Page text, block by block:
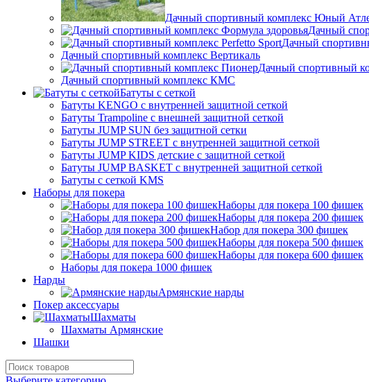
Дачный спортивный комплекс Юный
Дачный
Дачный
Дачный спортивный комплекс Вертикаль
Дачный спортивный
Дачный спортивный комплекс КМС
Батуты с сеткой
Батуты KENGO с внутренней защитной сеткой
Батуты Trampoline с внешней защитной сеткой
Батуты JUMP SUN без защитной сетки
Батуты JUMP STREET с внутренней защитной сеткой
Батуты JUMP KIDS детские с защитной сеткой
Батуты JUMP BASKET с внутренней защитной сеткой
Батуты с сеткой KMS
Наборы для покера
Наборы для покера 100 фишек
Наборы для покера 200 фишек
Набор для покера 300 фишек
Наборы для покера 500 фишек
Наборы для покера 600 фишек
Наборы для покера 1000 фишек
Нарды
Армянские нарды
Покер аксессуары
Шахматы
Шахматы Армянские
Шашки